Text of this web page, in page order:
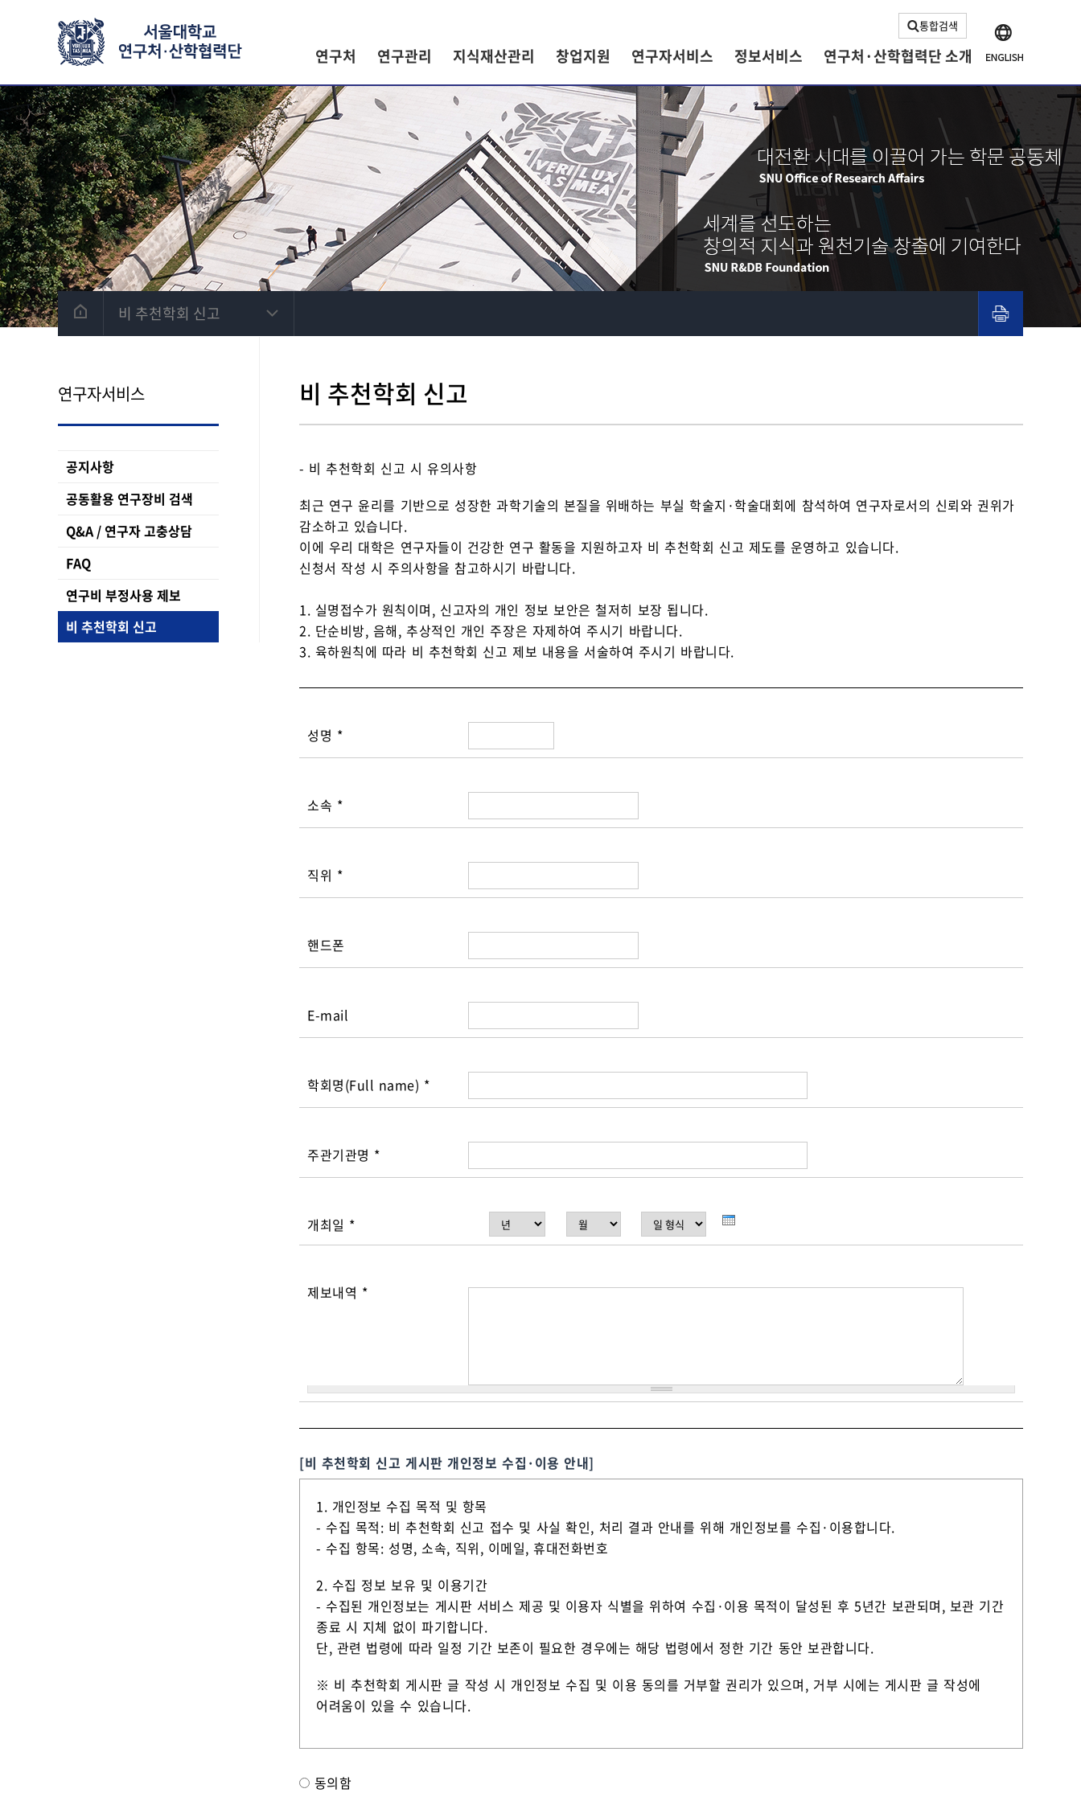
통합검색
연구처 연구관리 지식재산관리 창업지원 연구자서비스 정보서비스 연구처·산학협력단 소개
비 추천학회 신고
연구자서비스
공지사항
공동활용 연구장비 검색
Q&A / 연구자 고충상담
FAQ
연구비 부정사용 제보
비 추천학회 신고
비 추천학회 신고
- 비 추천학회 신고 시 유의사항
최근 연구 윤리를 기반으로 성장한 과학기술의 본질을 위배하는 부실 학술지·학술대회에 참석하여 연구자로서의 신뢰와 권위가
감소하고 있습니다.
이에 우리 대학은 연구자들이 건강한 연구 활동을 지원하고자 비 추천학회 신고 제도를 운영하고 있습니다.
신청서 작성 시 주의사항을 참고하시기 바랍니다.
1. 실명접수가 원칙이며, 신고자의 개인 정보 보안은 철저히 보장 됩니다.
2. 단순비방, 음해, 추상적인 개인 주장은 자제하여 주시기 바랍니다.
3. 육하원칙에 따라 비 추천학회 신고 제보 내용을 서술하여 주시기 바랍니다.
성명 *
소속 *
직위 *
핸드폰
E-mail
학회명(Full name) *
주관기관명 *
개최일 *
년
월
일 형식
제보내역 *
[비 추천학회 신고 게시판 개인정보 수집·이용 안내]
1. 개인정보 수집 목적 및 항목
- 수집 목적: 비 추천학회 신고 접수 및 사실 확인, 처리 결과 안내를 위해 개인정보를 수집·이용합니다.
- 수집 항목: 성명, 소속, 직위, 이메일, 휴대전화번호
2. 수집 정보 보유 및 이용기간
- 수집된 개인정보는 게시판 서비스 제공 및 이용자 식별을 위하여 수집·이용 목적이 달성된 후 5년간 보관되며, 보관 기간
종료 시 지체 없이 파기합니다.
단, 관련 법령에 따라 일정 기간 보존이 필요한 경우에는 해당 법령에서 정한 기간 동안 보관합니다.
※ 비 추천학회 게시판 글 작성 시 개인정보 수집 및 이용 동의를 거부할 권리가 있으며, 거부 시에는 게시판 글 작성에
어려움이 있을 수 있습니다.
동의체크
동의함